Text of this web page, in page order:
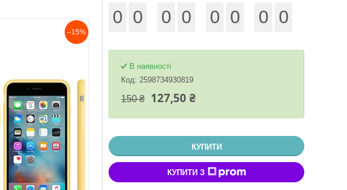
–15%
0 0 0 0 0 0 0 0
В наявності
Код: 2598734930819
150 ₴ 127,50 ₴
КУПИТИ
КУПИТИ З